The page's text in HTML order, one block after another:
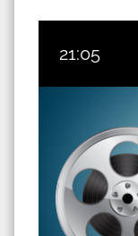
21:05